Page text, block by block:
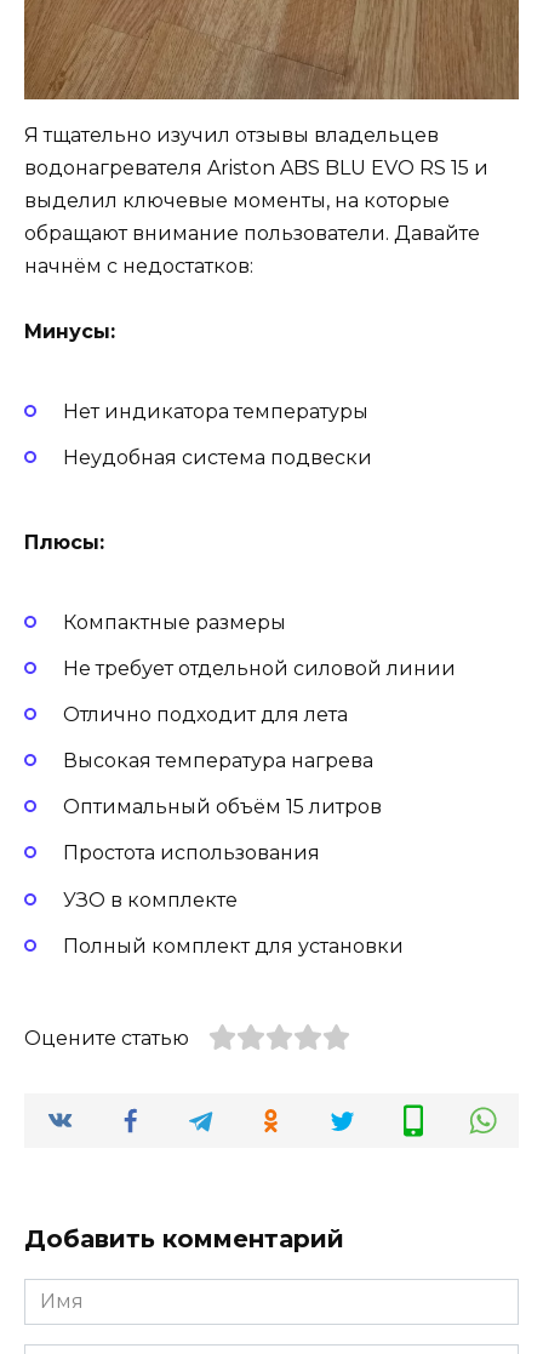
Я тщательно изучил отзывы владельцев
водонагревателя Ariston ABS BLU EVO RS 15 и
выделил ключевые моменты, на которые
обращают внимание пользователи. Давайте
начнём с недостатков:
Минусы:
Нет индикатора температуры
Неудобная система подвески
Плюсы:
Компактные размеры
Не требует отдельной силовой линии
Отлично подходит для лета
Высокая температура нагрева
Оптимальный объём 15 литров
Простота использования
УЗО в комплекте
Полный комплект для установки
Оцените статью
Добавить комментарий
Имя